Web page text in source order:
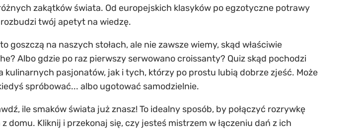
zakątków świata. Od europejskich klasyków po egzotyczne potrawy
twój apetyt na wiedzę.
goszczą na naszych stołach, ale nie zawsze wiemy, skąd właściwie
Albo gdzie po raz pierwszy serwowano croissanty? Quiz skąd pochodzi
pasjonatów, jak i tych, którzy po prostu lubią dobrze zjeść. Może
spróbować... albo ugotować samodzielnie.
ile smaków świata już znasz! To idealny sposób, by połączyć rozrywkę
Kliknij i przekonaj się, czy jesteś mistrzem w łączeniu dań z ich